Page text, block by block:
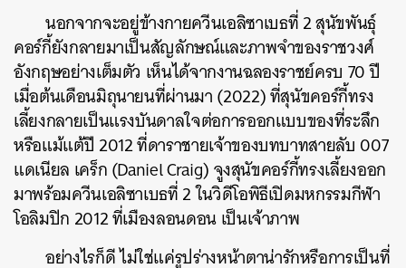
นอกจากจะอยู่ข้างกายควีนเอลิซาเบธที่ 2 สุนัขพันธุ์
คอร์กี้ยังกลายมาเป็นสัญลักษณ์และภาพจำของราชวงศ์
อังกฤษอย่างเต็มตัว เห็นได้จากงานฉลองราชย์ครบ 70 ปี
เมื่อต้นเดือนมิถุนายนที่ผ่านมา (2022) ที่สุนัขคอร์กี้ทรง
เลี้ยงกลายเป็นแรงบันดาลใจต่อการออกแบบของที่ระลึก
หรือแม้แต้ปี 2012 ที่ดาราชายเจ้าของบทบาทสายลับ 007
แดเนียล เคร็ก (Daniel Craig) จูงสุนัขคอร์กี้ทรงเลี้ยงออก
มาพร้อมควีนเอลิซาเบธที่ 2 ในวิดีโอพิธีเปิดมหกรรมกีฬา
โอลิมปิก 2012 ที่เมืองลอนดอน เป็นเจ้าภาพ
อย่างไรก็ดี ไม่ใช่แค่รูปร่างหน้าตาน่ารักหรือการเป็นที่